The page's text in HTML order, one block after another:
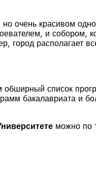
очень красивом
и собором,
город располагает
обширный список
бакалавриата и
можно по